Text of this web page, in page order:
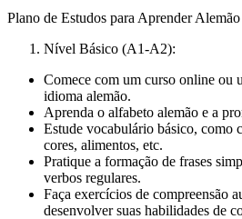
Plano de Estudos para Aprender
Nível Básico (A1-A2):
Comece com um curso online ou
idioma alemão.
Aprenda o alfabeto alemão e a
Estude vocabulário básico, como
cores, alimentos, etc.
Pratique a formação de frases
verbos regulares.
Faça exercícios de compreensão
desenvolver suas habilidades de